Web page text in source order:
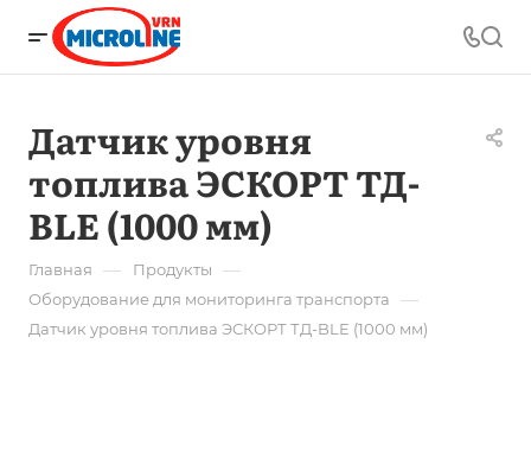
Датчик уровня
топлива ЭСКОРТ ТД-
BLE (1000 мм)
Главная — Продукты —
Оборудование для мониторинга транспорта —
Датчик уровня топлива ЭСКОРТ ТД-BLE (1000 мм)